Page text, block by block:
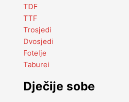
TDF
TTF
Trosjedi
Dvosjedi
Fotelje
Taburei
Dječije sobe